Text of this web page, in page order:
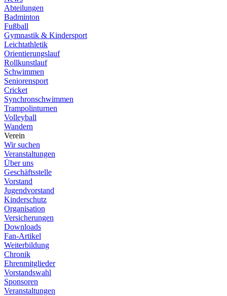
Abteilungen
Badminton
Fußball
Gymnastik & Kindersport
Leichtathletik
Orientierungslauf
Rollkunstlauf
Schwimmen
Seniorensport
Cricket
Synchronschwimmen
Trampolinturnen
Volleyball
Wandern
Verein
Wir suchen
Veranstaltungen
Über uns
Geschäftsstelle
Vorstand
Jugendvorstand
Kinderschutz
Organisation
Versicherungen
Downloads
Fan-Artikel
Weiterbildung
Chronik
Ehrenmitglieder
Vorstandswahl
Sponsoren
Veranstaltungen